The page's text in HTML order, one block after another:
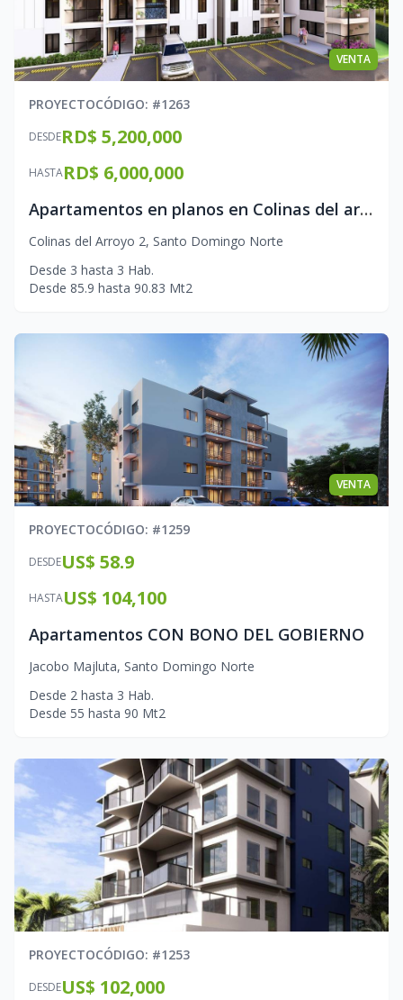
VENTA
PROYECTOCÓDIGO: #1263
DESDERD$ 5,200,000
HASTARD$ 6,000,000
Apartamentos en planos en Colinas del arroyo 2
Colinas del Arroyo 2, Santo Domingo Norte
Desde 3 hasta 3 Hab.
Desde 85.9 hasta 90.83 Mt2
VENTA
PROYECTOCÓDIGO: #1259
DESDEUS$ 58.9
HASTAUS$ 104,100
Apartamentos CON BONO DEL GOBIERNO
Jacobo Majluta, Santo Domingo Norte
Desde 2 hasta 3 Hab.
Desde 55 hasta 90 Mt2
PROYECTOCÓDIGO: #1253
DESDEUS$ 102,000